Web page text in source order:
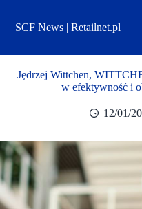
treściSCF News | Retailnet.pl
Jędrzej Wittchen,
w efektywność i
12/01/